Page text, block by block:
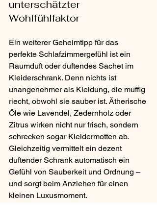
unterschätzter
Wohlfühlfaktor
Ein weiterer Geheimtipp für das
perfekte Schlafzimmergefühl ist ein
Raumduft oder duftendes Sachet im
Kleiderschrank. Denn nichts ist
unangenehmer als Kleidung, die muffig
riecht, obwohl sie sauber ist. Ätherische
Öle wie Lavendel, Zedernholz oder
Zitrus wirken nicht nur frisch, sondern
schrecken sogar Kleidermotten ab.
Gleichzeitig vermittelt ein dezent
duftender Schrank automatisch ein
Gefühl von Sauberkeit und Ordnung –
und sorgt beim Anziehen für einen
kleinen Luxusmoment.